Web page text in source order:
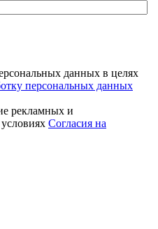
данных в целях
персональных данных
рекламных и
Согласия на